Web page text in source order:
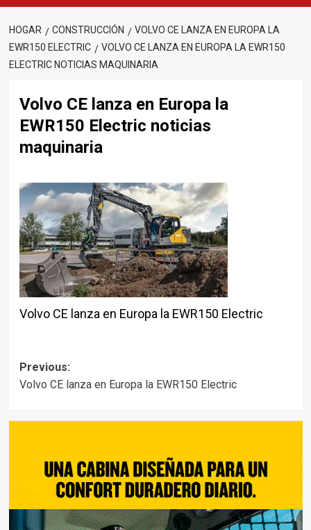
HOGAR CONSTRUCCIÓN
VOLVO CE LANZA EN EUROPA LA
EWR150 ELECTRIC
VOLVO CE LANZA EN EUROPA LA EWR150
ELECTRIC NOTICIAS MAQUINARIA
Volvo CE lanza en Europa la
EWR150 Electric noticias
maquinaria
Volvo CE lanza en Europa la EWR150 Electric
Post
Previous:
Volvo CE lanza en Europa la EWR150 Electric